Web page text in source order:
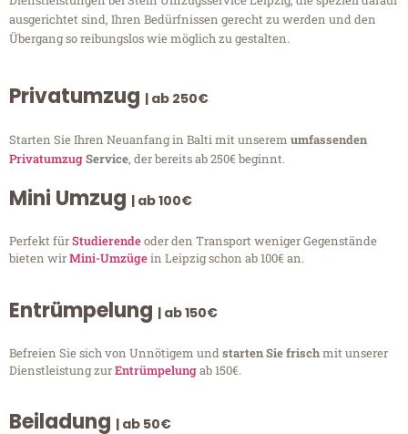
ausgerichtet sind, Ihren Bedürfnissen gerecht zu werden und den
Übergang so reibungslos wie möglich zu gestalten.
Privatumzug | ab 250€
Starten Sie Ihren Neuanfang in Balti mit unserem umfassenden
PrivatumzugService, der bereits ab 250€ beginnt.
Mini Umzug | ab 100€
Perfekt fürStudierendeoder den Transport weniger Gegenstände
bieten wirMini-Umzügein Leipzig schon ab 100€ an.
Entrümpelung | ab 150€
Befreien Sie sich von Unnötigem undstarten Sie frischmit unserer
Dienstleistung zurEntrümpelungab 150€.
Beiladung | ab 50€